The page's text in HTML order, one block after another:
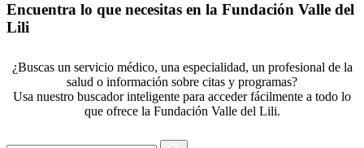
Encuentra lo que necesitas en la Fundación Valle del
Lili
¿Buscas un servicio médico, una especialidad, un profesional de la
salud o información sobre citas y programas?
Usa nuestro buscador inteligente para acceder fácilmente a todo lo
que ofrece la Fundación Valle del Lili.